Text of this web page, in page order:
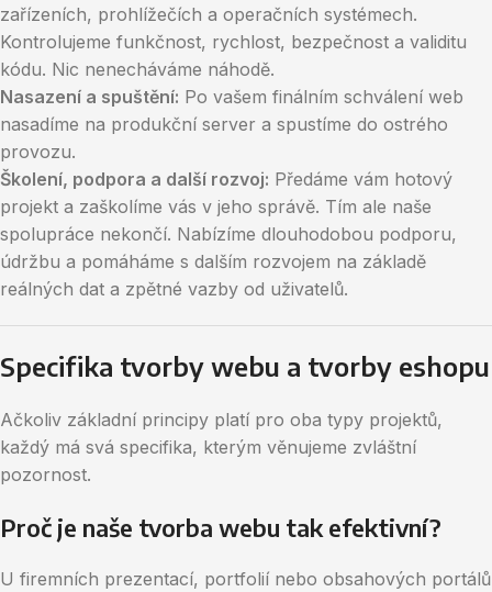
zařízeních, prohlížečích a operačních systémech.
Kontrolujeme funkčnost, rychlost, bezpečnost a validitu
kódu. Nic nenecháváme náhodě.
Nasazení a spuštění: Po vašem finálním schválení web
nasadíme na produkční server a spustíme do ostrého
provozu.
Školení, podpora a další rozvoj: Předáme vám hotový
projekt a zaškolíme vás v jeho správě. Tím ale naše
spolupráce nekončí. Nabízíme dlouhodobou podporu,
údržbu a pomáháme s dalším rozvojem na základě
reálných dat a zpětné vazby od uživatelů.
Specifika tvorby webu a tvorby eshopu
Ačkoliv základní principy platí pro oba typy projektů,
každý má svá specifika, kterým věnujeme zvláštní
pozornost.
Proč je naše tvorba webu tak efektivní?
U firemních prezentací, portfolií nebo obsahových portálů